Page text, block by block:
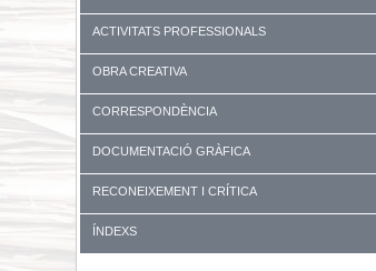
ACTIVITATS PROFESSIONALS
OBRA CREATIVA
CORRESPONDÈNCIA
DOCUMENTACIÓ GRÀFICA
RECONEIXEMENT I CRÍTICA
ÍNDEXS